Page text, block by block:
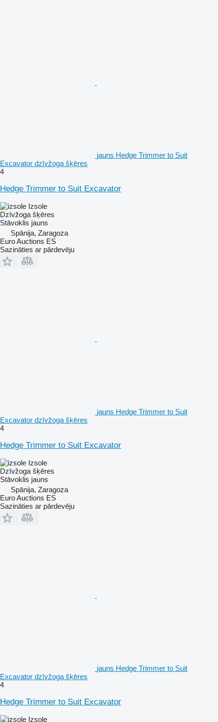
jauns Hedge Trimmer to Suit
Excavator dzīvžoga šķēres
4
Hedge Trimmer to Suit Excavator
Izsole
Dzīvžoga šķēres
Stāvoklis jauns
Spānija, Zaragoza
Euro Auctions ES
Sazināties ar pārdevēju
jauns Hedge Trimmer to Suit
Excavator dzīvžoga šķēres
4
Hedge Trimmer to Suit Excavator
Izsole
Dzīvžoga šķēres
Stāvoklis jauns
Spānija, Zaragoza
Euro Auctions ES
Sazināties ar pārdevēju
jauns Hedge Trimmer to Suit
Excavator dzīvžoga šķēres
4
Hedge Trimmer to Suit Excavator
Izsole